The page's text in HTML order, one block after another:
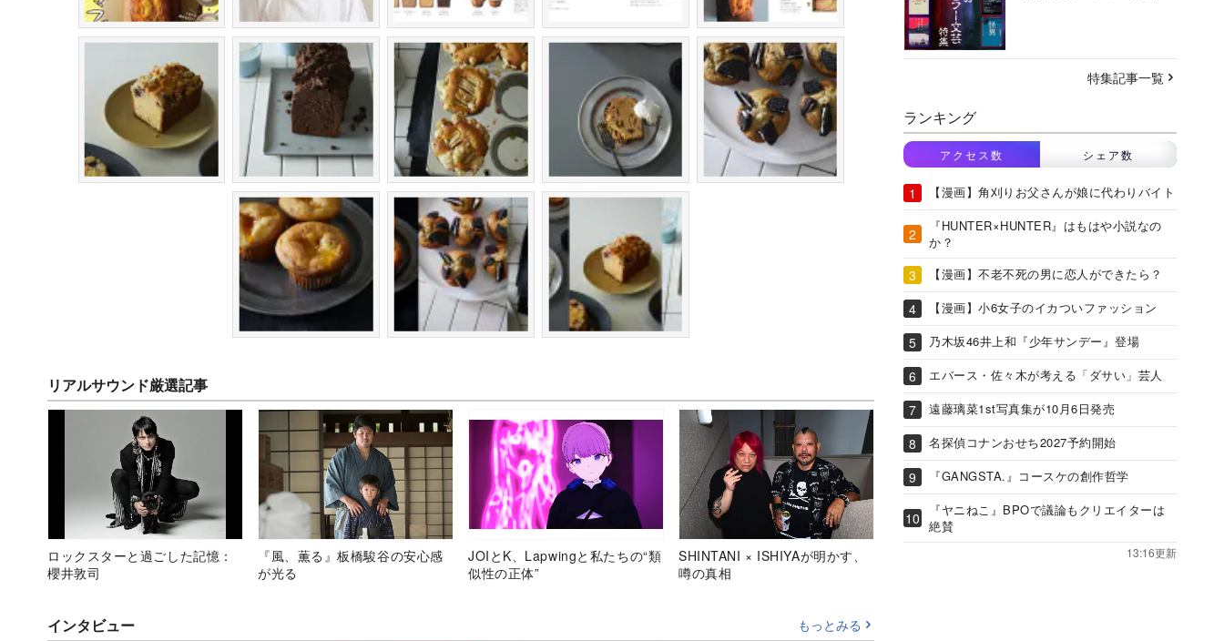
リアルサウンド厳選記事
ロックスターと過ごした記憶：
櫻井敦司
『風、薫る』板橋駿谷の安心感
が光る
JOIとK、Lapwingと私たちの“類
似性の正体”
SHINTANI × ISHIYAが明かす、
噂の真相
インタビュー もっとみる
特集記事一覧
ランキング
アクセス数 シェア数
【漫画】角刈りお父さんが娘に代わりバイト
『HUNTER×HUNTER』はもはや小説なの
か？
【漫画】不老不死の男に恋人ができたら？
【漫画】小6女子のイカついファッション
乃木坂46井上和『少年サンデー』登場
エバース・佐々木が考える「ダサい」芸人
遠藤璃菜1st写真集が10月6日発売
名探偵コナンおせち2027予約開始
『GANGSTA.』コースケの創作哲学
『ヤニねこ』BPOで議論もクリエイターは
絶賛
13:16更新